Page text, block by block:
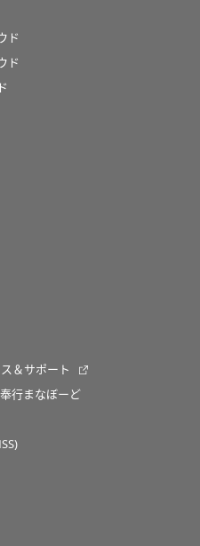
ド
ド
＆サポート
行まなぼーど